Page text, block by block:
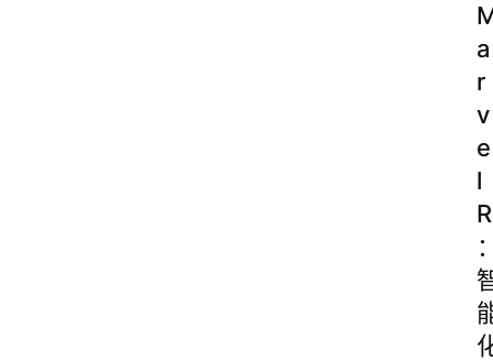
a
r
v
e
l
R